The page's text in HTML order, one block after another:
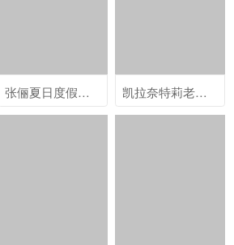
张俪夏日度假风写真图片 凯拉奈特莉老公是谁 欧美女星凯拉奈特莉写真